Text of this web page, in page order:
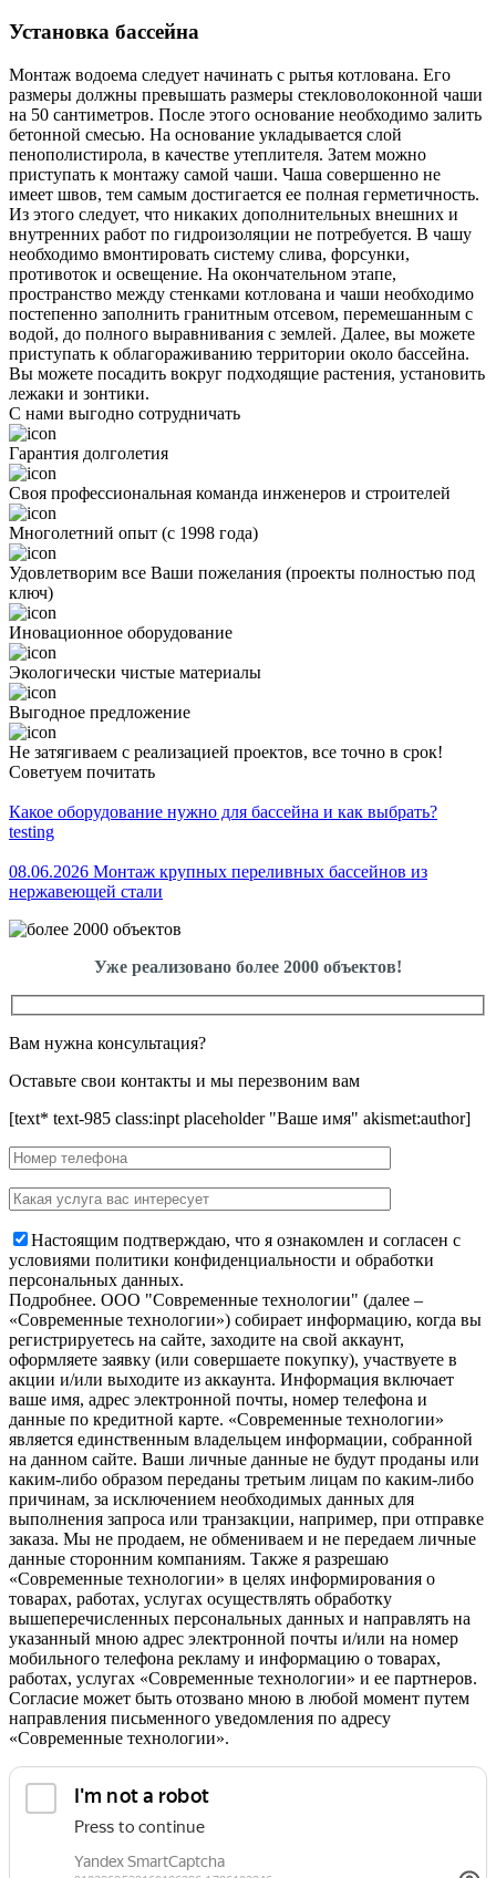
Установка бассейна
Монтаж водоема следует начинать с рытья котлована. Его
размеры должны превышать размеры стекловолоконной чаши
на 50 сантиметров. После этого основание необходимо залить
бетонной смесью. На основание укладывается слой
пенополистирола, в качестве утеплителя. Затем можно
приступать к монтажу самой чаши. Чаша совершенно не
имеет швов, тем самым достигается ее полная герметичность.
Из этого следует, что никаких дополнительных внешних и
внутренних работ по гидроизоляции не потребуется. В чашу
необходимо вмонтировать систему слива, форсунки,
противоток и освещение. На окончательном этапе,
пространство между стенками котлована и чаши необходимо
постепенно заполнить гранитным отсевом, перемешанным с
водой, до полного выравнивания с землей. Далее, вы можете
приступать к облагораживанию территории около бассейна.
Вы можете посадить вокруг подходящие растения, установить
лежаки и зонтики.
С нами выгодно сотрудничать
Гарантия долголетия
Своя профессиональная команда инженеров и строителей
Многолетний опыт (с 1998 года)
Удовлетворим все Ваши пожелания (проекты полностью под
ключ)
Иновационное оборудование
Экологически чистые материалы
Выгодное предложение
Не затягиваем с реализацией проектов, все точно в срок!
Советуем почитать
Какое оборудование нужно для бассейна и как выбрать?
testing
08.06.2026 Монтаж крупных переливных бассейнов из
нержавеющей стали
Уже реализовано более 2000 объектов!
Вам нужна консультация?
Оставьте свои контакты и мы перезвоним вам
[text* text-985 class:inpt placeholder "Ваше имя" akismet:author]
Настоящим подтверждаю, что я ознакомлен и согласен с
условиями политики конфиденциальности и обработки
персональных данных.
Подробнее. OOO "Современные технологии" (далее –
«Современные технологии») собирает информацию, когда вы
регистрируетесь на сайте, заходите на свой аккаунт,
оформляете заявку (или совершаете покупку), участвуете в
акции и/или выходите из аккаунта. Информация включает
ваше имя, адрес электронной почты, номер телефона и
данные по кредитной карте. «Современные технологии»
является единственным владельцем информации, собранной
на данном сайте. Ваши личные данные не будут проданы или
каким-либо образом переданы третьим лицам по каким-либо
причинам, за исключением необходимых данных для
выполнения запроса или транзакции, например, при отправке
заказа. Мы не продаем, не обмениваем и не передаем личные
данные сторонним компаниям. Также я разрешаю
«Современные технологии» в целях информирования о
товарах, работах, услугах осуществлять обработку
вышеперечисленных персональных данных и направлять на
указанный мною адрес электронной почты и/или на номер
мобильного телефона рекламу и информацию о товарах,
работах, услугах «Современные технологии» и ее партнеров.
Согласие может быть отозвано мною в любой момент путем
направления письменного уведомления по адресу
«Современные технологии».